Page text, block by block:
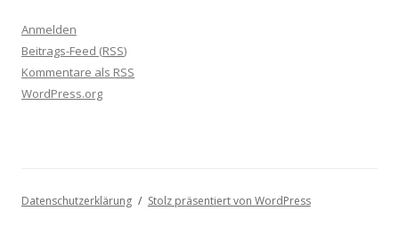
Anmelden
Beitrags-Feed (RSS)
Kommentare als RSS
WordPress.org
Datenschutzerklärung Stolz präsentiert von WordPress